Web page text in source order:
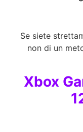
Se siete
non di un
Xbox